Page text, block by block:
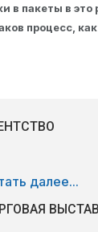
пакеты в это
процесс,
далее...
для